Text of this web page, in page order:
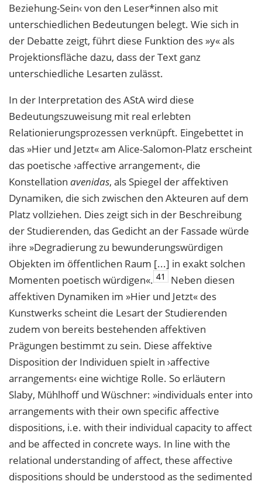
Beziehung-Sein‹ von den Leser*innen also mit
unterschiedlichen Bedeutungen belegt. Wie sich in
der Debatte zeigt, führt diese Funktion des »y« als
Projektionsfläche dazu, dass der Text ganz
unterschiedliche Lesarten zulässt.
In der Interpretation des AStA wird diese
Bedeutungszuweisung mit real erlebten
Relationierungsprozessen verknüpft. Eingebettet in
das »Hier und Jetzt« am Alice-Salomon-Platz erscheint
das poetische ›affective arrangement‹, die
Konstellation avenidas, als Spiegel der affektiven
Dynamiken, die sich zwischen den Akteuren auf dem
Platz vollziehen. Dies zeigt sich in der Beschreibung
der Studierenden, das Gedicht an der Fassade würde
ihre »Degradierung zu bewunderungswürdigen
Objekten im öffentlichen Raum [...] in exakt solchen
Momenten poetisch würdigen«. 41
Neben diesen
affektiven Dynamiken im »Hier und Jetzt« des
Kunstwerks scheint die Lesart der Studierenden
zudem von bereits bestehenden affektiven
Prägungen bestimmt zu sein. Diese affektive
Disposition der Individuen spielt in ›affective
arrangements‹ eine wichtige Rolle. So erläutern
Slaby, Mühlhoff und Wüschner: »individuals enter into
arrangements with their own specific affective
dispositions, i.e. with their individual capacity to affect
and be affected in concrete ways. In line with the
relational understanding of affect, these affective
dispositions should be understood as the sedimented